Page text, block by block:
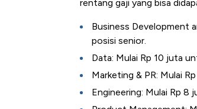
rentang gaji yang bisa
Business Development
posisi senior.
Data: Mulai Rp 10 juta
Marketing & PR: Mulai
Engineering: Mulai Rp 8